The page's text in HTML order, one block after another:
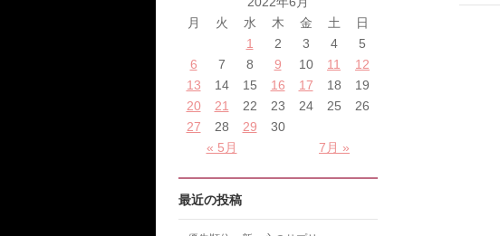
月
火 水 木 金 土 日
« 5月 7月 »
1 2 3 4
5
6
7 8 9 10 11
12
13
14 15 16 17 18
19
20
21 22 23 24 25
26
27
28 29 30
最近の投稿